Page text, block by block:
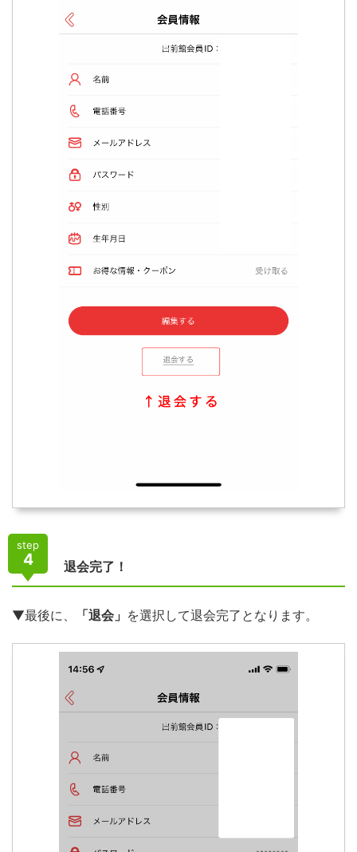
step
4 退会完了！
▼最後に、 「退会」 を選択して退会完了となります。